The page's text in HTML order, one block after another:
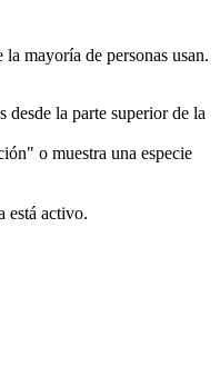
mayoría de personas usan.
desde la parte superior de la
o muestra una especie
está activo.